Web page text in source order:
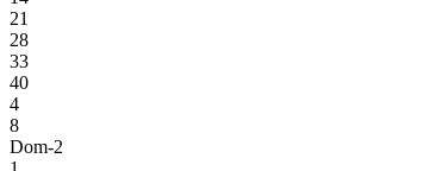
21
28
33
40
4
8
Dom-2